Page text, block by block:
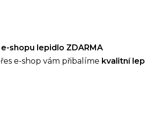
shopu lepidlo ZDARMA
e-shop vám přibalíme kvalitní